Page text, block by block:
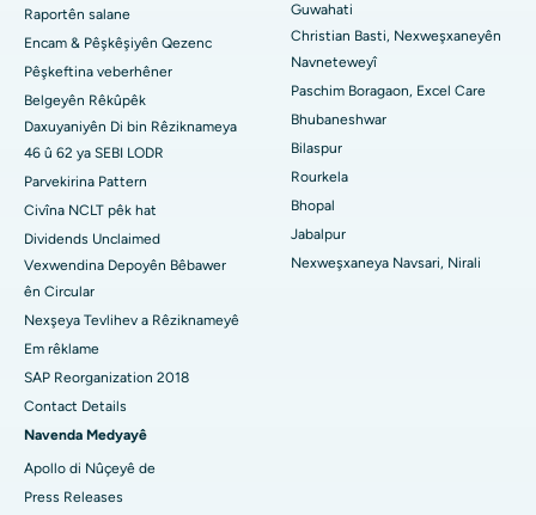
Nexweşxaneya çêtirîn li Ramji Nagar, Nellore
Nexweşxaneya çêtirîn li Sektora-19, Rourkela
Nexweşxaneya herî baş li Swargate, Pune
Nexweşxaneya Penceşêrê ya Jinan a Herî Baş li Başûrê Delhiyê
Raportên salane
Encam & Pêşkêşiyên Qezenc
Pêşkeftina veberhêner
Belgeyên Rêkûpêk
Daxuyaniyên Di bin Rêziknameya
46 û 62 ya SEBI LODR
Parvekirina Pattern
Civîna NCLT pêk hat
Dividends Unclaimed
Vexwendina Depoyên Bêbawer
ên Circular
Nexşeya Tevlihev a Rêziknameyê
Em rêklame
SAP Reorganization 2018
Contact Details
Navenda Medyayê
Apollo di Nûçeyê de
Press Releases
Guwahati
Christian Basti, Nexweşxaneyên
Navneteweyî
Paschim Boragaon, Excel Care
Bhubaneshwar
Bilaspur
Rourkela
Bhopal
Jabalpur
Nexweşxaneya Navsari, Nirali